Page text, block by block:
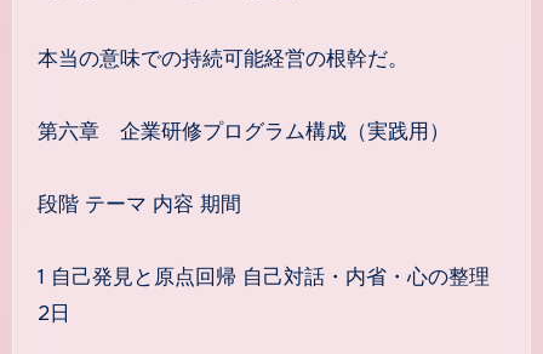
本当の意味での持続可能経営の根幹だ。
第六章 企業研修プログラム構成（実践用）
段階 テーマ 内容 期間
1 自己発見と原点回帰 自己対話・内省・心の整理
2日